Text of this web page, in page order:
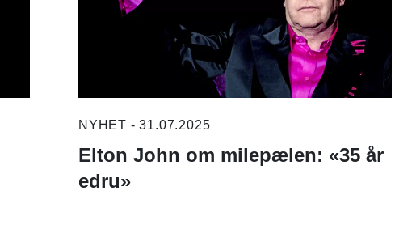
NYHET - 31.07.2025
Elton John om milepælen: «35 år
edru»